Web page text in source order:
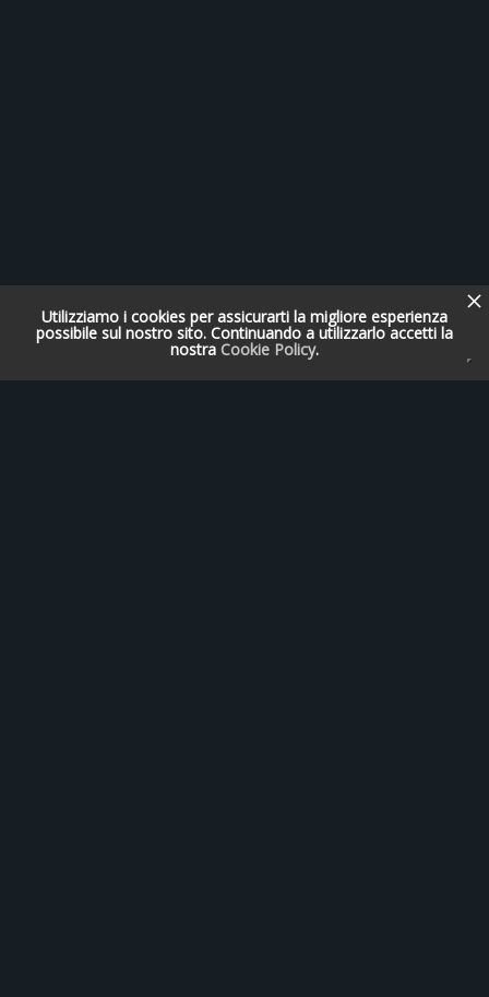
Utilizziamo i cookies per assicurarti la migliore esperienza
possibile sul nostro sito. Continuando a utilizzarlo accetti la
nostra Cookie Policy.